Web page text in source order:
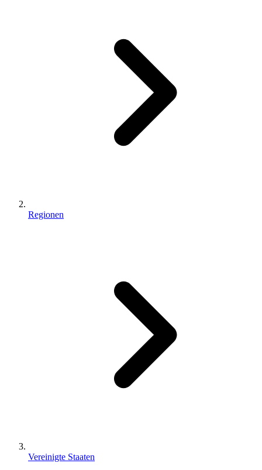
Regionen
Vereinigte Staaten